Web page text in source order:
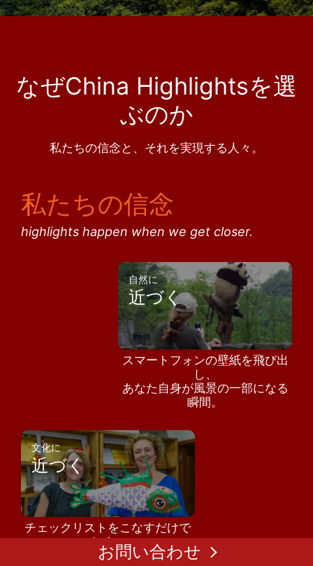
お問い合わせ
なぜChina Highlightsを選
ぶのか
私たちの信念と、それを実現する人々。
私たちの信念
highlights happen when we get closer.
自然に
近づく
スマートフォンの壁紙を飛び出
し、
あなた自身が風景の一部になる
瞬間。
文化に
近づく
チェックリストをこなすだけで
なく、
肌で感じ、心に残る体験を。